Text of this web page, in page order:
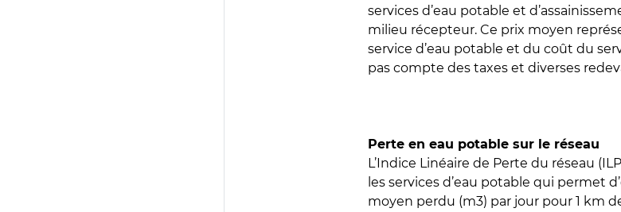
services d’eau potable et
milieu récepteur. Ce prix moyen
service d’eau potable et du coût du
pas compte des taxes et diverses
Perte en eau potable sur le réseau
L’Indice Linéaire de Perte du réseau
les services d’eau potable qui permet
moyen perdu (m3) par jour pour 1 km